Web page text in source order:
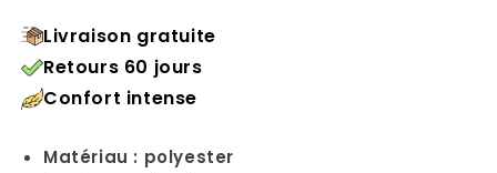
Livraison gratuite
Retours 60 jours
Confort intense
Matériau : polyester